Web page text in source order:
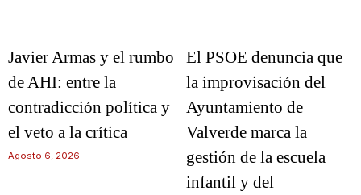
Javier Armas y el rumbo
de AHI: entre la
contradicción política y
el veto a la crítica
Agosto 6, 2026
El PSOE denuncia que
la improvisación del
Ayuntamiento de
Valverde marca la
gestión de la escuela
infantil y del